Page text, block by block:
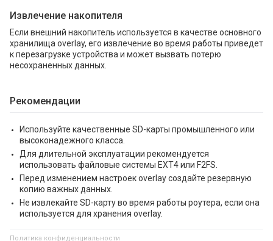
Извлечение накопителя
Если внешний накопитель используется в качестве основного
хранилища overlay, его извлечение во время работы приведет
к перезагрузке устройства и может вызвать потерю
несохраненных данных.
Рекомендации
Используйте качественные SD-карты промышленного или
высоконадежного класса.
Для длительной эксплуатации рекомендуется
использовать файловые системы EXT4 или F2FS.
Перед изменением настроек overlay создайте резервную
копию важных данных.
Не извлекайте SD-карту во время работы роутера, если она
используется для хранения overlay.
Политика конфиденциальности